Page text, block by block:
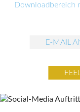
Downloadbereich
E-MAIL